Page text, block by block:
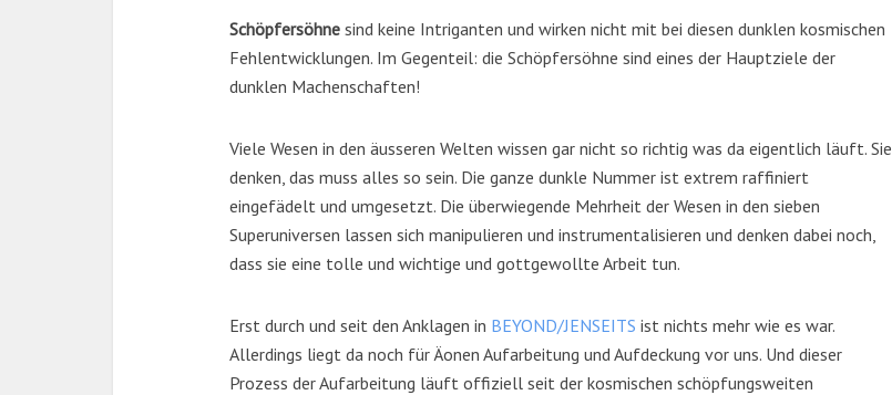
Schöpfersöhne sind keine Intriganten und wirken nicht mit bei diesen dunklen kosmischen
Fehlentwicklungen. Im Gegenteil: die Schöpfersöhne sind eines der Hauptziele der
dunklen Machenschaften!
Viele Wesen in den äusseren Welten wissen gar nicht so richtig was da eigentlich läuft. Sie
denken, das muss alles so sein. Die ganze dunkle Nummer ist extrem raffiniert
eingefädelt und umgesetzt. Die überwiegende Mehrheit der Wesen in den sieben
Superuniversen lassen sich manipulieren und instrumentalisieren und denken dabei noch,
dass sie eine tolle und wichtige und gottgewollte Arbeit tun.
Erst durch und seit den Anklagen in BEYOND/JENSEITS ist nichts mehr wie es war.
Allerdings liegt da noch für Äonen Aufarbeitung und Aufdeckung vor uns. Und dieser
Prozess der Aufarbeitung läuft offiziell seit der kosmischen schöpfungsweiten